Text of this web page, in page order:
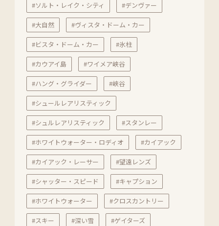
#ソルト・レイク・シティ #デンヴァー
#大自然 #ヴィスタ・ドーム・カー
#ビスタ・ドーム・カー #氷柱
#カウアイ島 #ワイメア峡谷
#ハング・グライダー #峡谷
#シュールレアリスティック
#シュルレアリスティック #スタンレー
#ホワイトウォーター・ロディオ #カイアック
#カイアック・レーサー #望遠レンズ
#シャッター・スピード #キャプション
#ホワイトウォーター #クロスカントリー
#スキー #深い雪 #ゲイターズ